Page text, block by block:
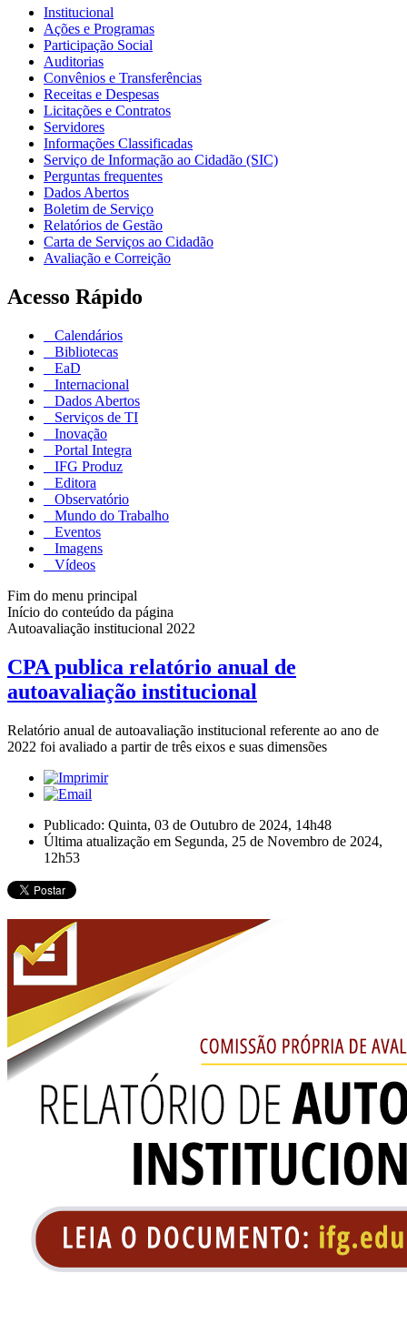
Institucional
Ações e Programas
Participação Social
Auditorias
Convênios e Transferências
Receitas e Despesas
Licitações e Contratos
Servidores
Informações Classificadas
Serviço de Informação ao Cidadão (SIC)
Perguntas frequentes
Dados Abertos
Boletim de Serviço
Relatórios de Gestão
Carta de Serviços ao Cidadão
Avaliação e Correição
Acesso Rápido
Calendários
Bibliotecas
EaD
Internacional
Dados Abertos
Serviços de TI
Inovação
Portal Integra
IFG Produz
Editora
Observatório
Mundo do Trabalho
Eventos
Imagens
Vídeos
Fim do menu principal
Início do conteúdo da página
Autoavaliação institucional 2022
CPA publica relatório anual de
autoavaliação institucional
Relatório anual de autoavaliação institucional referente ao ano de
2022 foi avaliado a partir de três eixos e suas dimensões
Publicado: Quinta, 03 de Outubro de 2024, 14h48
Última atualização em Segunda, 25 de Novembro de 2024,
12h53